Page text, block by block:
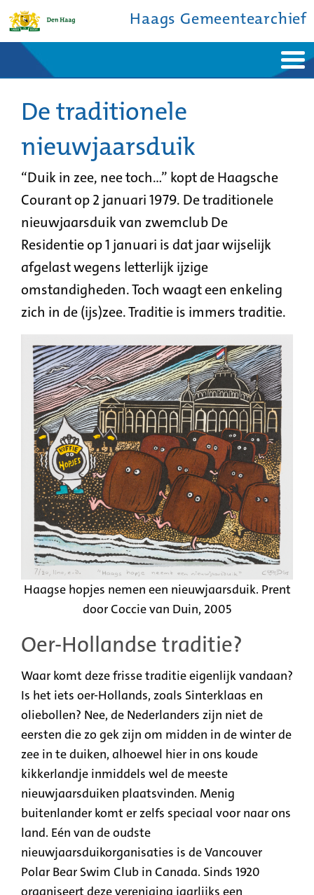
Haags Gemeentearchief
Ontdek de stad
De studiezaal
Bronnen en collecties
Over ons
Contact
De traditionele
nieuwjaarsduik
“Duik in zee, nee toch…” kopt de Haagsche
Courant op 2 januari 1979. De traditionele
nieuwjaarsduik van zwemclub De
Residentie op 1 januari is dat jaar wijselijk
afgelast wegens letterlijk ijzige
omstandigheden. Toch waagt een enkeling
zich in de (ijs)zee. Traditie is immers traditie.
Haagse hopjes nemen een nieuwjaarsduik. Prent
door Coccie van Duin, 2005
Oer-Hollandse traditie?
Waar komt deze frisse traditie eigenlijk vandaan?
Is het iets oer-Hollands, zoals Sinterklaas en
oliebollen? Nee, de Nederlanders zijn niet de
eersten die zo gek zijn om midden in de winter de
zee in te duiken, alhoewel hier in ons koude
kikkerlandje inmiddels wel de meeste
nieuwjaarsduiken plaatsvinden. Menig
buitenlander komt er zelfs speciaal voor naar ons
land. Eén van de oudste
nieuwjaarsduikorganisaties is de Vancouver
Polar Bear Swim Club in Canada. Sinds 1920